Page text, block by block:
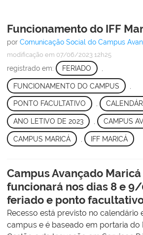
Funcionamento do IFF
por Comunicação Social do Campus
modificação em 07/06/2023 12h25
registrado em: FERIADO
FUNCIONAMENTO DO CAMPUS
PONTO FACULTATIVO ,
ANO LETIVO DE 2023 CAMPUS
CAMPUS MARICÁ IFF MARICÁ
Campus Avançado
funcionará nos dias 8 e
feriado e ponto
Recesso está previsto no calendário
campus e é baseado em portaria do